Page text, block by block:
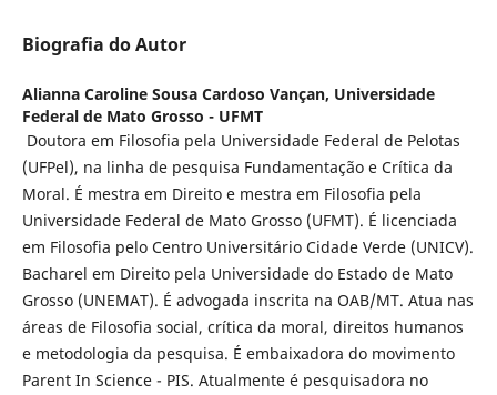
Biografia do Autor
Alianna Caroline Sousa Cardoso Vançan, Universidade
Federal de Mato Grosso - UFMT
Doutora em Filosofia pela Universidade Federal de Pelotas
(UFPel), na linha de pesquisa Fundamentação e Crítica da
Moral. É mestra em Direito e mestra em Filosofia pela
Universidade Federal de Mato Grosso (UFMT). É licenciada
em Filosofia pelo Centro Universitário Cidade Verde (UNICV).
Bacharel em Direito pela Universidade do Estado de Mato
Grosso (UNEMAT). É advogada inscrita na OAB/MT. Atua nas
áreas de Filosofia social, crítica da moral, direitos humanos
e metodologia da pesquisa. É embaixadora do movimento
Parent In Science - PIS. Atualmente é pesquisadora no